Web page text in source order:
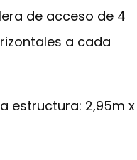
de acceso de 4
a cada
estructura: 2,95m x